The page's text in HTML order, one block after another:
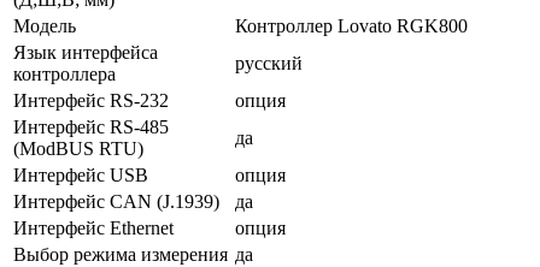
Модель
Контроллер Lovato RGK800
Язык интерфейса
контроллера
русский
Интерфейс RS-232
опция
Интерфейс RS-485
(ModBUS RTU)
да
Интерфейс USB
опция
Интерфейс CAN (J.1939)
да
Интерфейс Ethernet
опция
Выбор режима измерения да